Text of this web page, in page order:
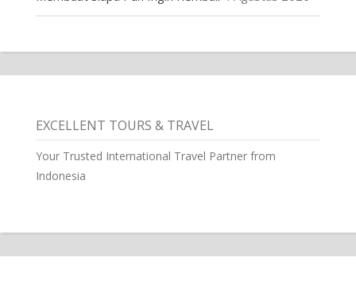
EXCELLENT TOURS & TRAVEL
Your Trusted International Travel Partner from
Indonesia